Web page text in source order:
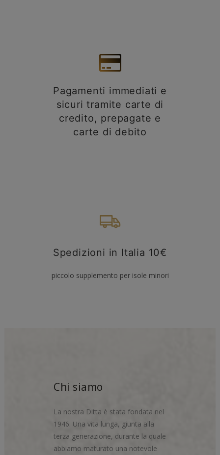
Pagamenti immediati e
sicuri tramite carte di
credito, prepagate e
carte di debito
Spedizioni in Italia 10€
piccolo supplemento per isole minori
Chi siamo
La nostra Ditta è stata fondata nel
1946. Una vita lunga, giunta alla
terza generazione, durante la quale
abbiamo maturato una notevole